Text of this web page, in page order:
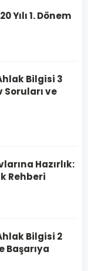
Yılı 1. Dönem
Bilgisi 3
Soruları ve
Hazırlık:
Rehberi
Bilgisi 2
Başarıya